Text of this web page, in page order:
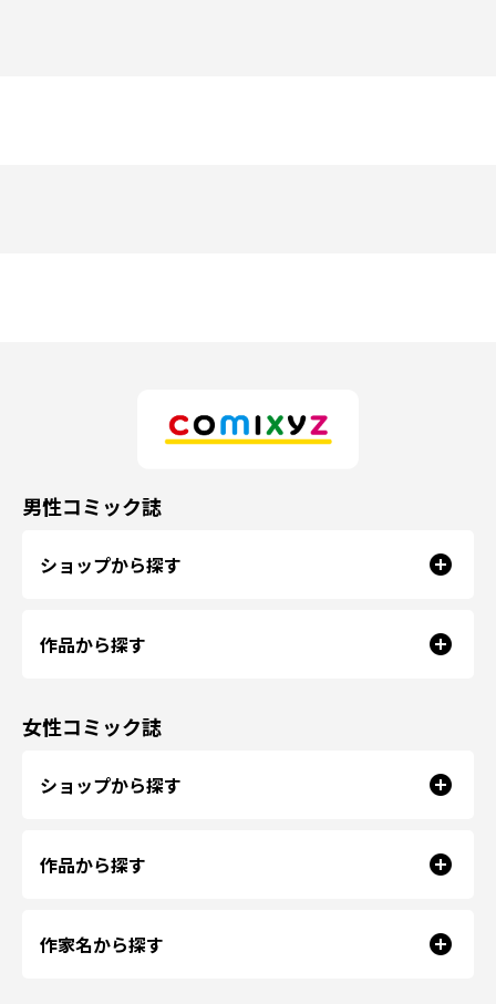
男性コミック誌
ショップから探す
作品から探す
女性コミック誌
ショップから探す
作品から探す
作家名から探す